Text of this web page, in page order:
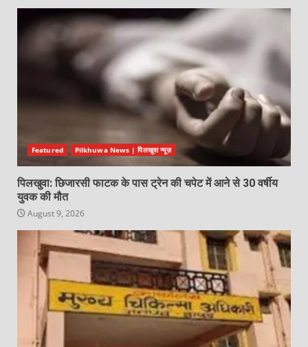
Featured Pilkhuwa News | पिलखुवा न्यूज़
पिलखुवा: छिजारसी फाटक के पास ट्रेन की चपेट में आने से 30 वर्षीय
युवक की मौत
August 9, 2026